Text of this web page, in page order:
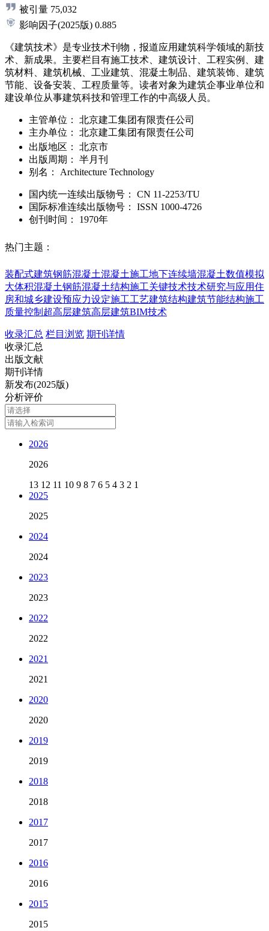
被引量 75,032
影响因子(2025版) 0.885
《建筑技术》是专业技术刊物，报道应用建筑科学领域的新技
术、新成果。主要栏目有施工技术、建筑设计、工程实例、建
筑材料、建筑机械、工业建筑、混凝土制品、建筑装饰、建筑
节能、设备安装、工程质量等。读者对象为建筑企事业单位和
建设单位从事建筑科技和管理工作的中高级人员。
主管单位：
北京建工集团有限责任公司
主办单位：
北京建工集团有限责任公司
出版地区：
北京市
出版周期：
半月刊
别名：
Architecture Technology
国内统一连续出版物号： CN 11-2253/TU
国际标准连续出版物号 ： ISSN 1000-4726
创刊时间：
1970年
热门主题：
装配式建筑钢筋混凝土混凝土施工地下连续墙混凝土数值模拟
大体积混凝土钢筋混凝土结构施工关键技术技术研究与应用住
房和城乡建设预应力设定施工工艺建筑结构建筑节能结构施工
质量控制 超高层建筑高层建筑BIM技术
收录汇总 栏目浏览 期刊详情
收录汇总
出版文献
期刊详情
新发布(2025版)
分析评价
2026
2026
13 12 11 10 9 8 7 6 5 4 3 2 1
2025
2025
2024
2024
2023
2023
2022
2022
2021
2021
2020
2020
2019
2019
2018
2018
2017
2017
2016
2016
2015
2015